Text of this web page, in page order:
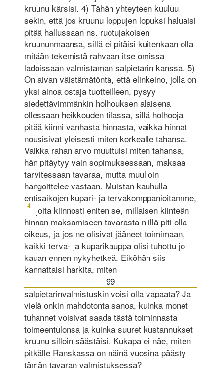
kruunu kärsisi. 4) Tähän yhteyteen kuuluu
sekin, että jos kruunu loppujen lopuksi haluaisi
pitää hallussaan ns. ruotujakoisen
kruununmaansa, sillä ei pitäisi kuitenkaan olla
mitään tekemistä rahvaan itse omissa
ladoissaan valmistaman salpietarin kanssa. 5)
On aivan väistämätöntä, että elinkeino, jolla on
yksi ainoa ostaja tuotteilleen, pysyy
siedettävimmänkin holhouksen alaisena
ollessaan heikkouden tilassa, sillä holhooja
pitää kiinni vanhasta hinnasta, vaikka hinnat
nousisivat yleisesti miten korkealle tahansa.
Vaikka rahan arvo muuttuisi miten tahansa,
hän pitäytyy vain sopimuksessaan, maksaa
tarvitessaan tavaraa, mutta muulloin
hangoittelee vastaan. Muistan kauhulla
entisaikojen kupari- ja tervakomppanioitamme,
4
joita kiinnosti eniten se, millaisen kiinteän
hinnan maksamiseen tavarasta niillä piti olla
oikeus, ja jos ne olisivat jääneet toimimaan,
kaikki terva- ja kuparikauppa olisi tuhottu jo
kauan ennen nykyhetkeä. Eiköhän siis
kannattaisi harkita, miten
99
salpietarinvalmistuskin voisi olla vapaata? Ja
vielä onkin mahdotonta sanoa, kuinka monet
tuhannet voisivat saada tästä toiminnasta
toimeentulonsa ja kuinka suuret kustannukset
kruunu silloin säästäisi. Kukapa ei näe, miten
pitkälle Ranskassa on näinä vuosina päästy
tämän tavaran valmistuksessa?